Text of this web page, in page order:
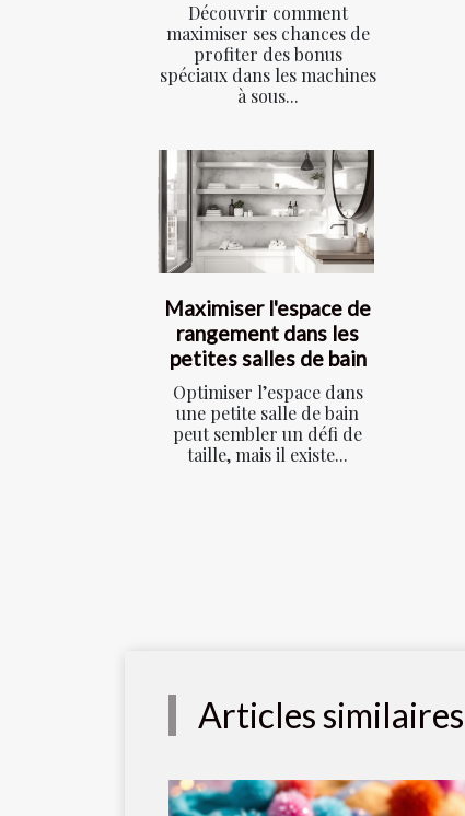
Découvrir comment
maximiser ses chances de
profiter des bonus
spéciaux dans les machines
à sous...
Maximiser l'espace de
rangement dans les
petites salles de bain
Optimiser l’espace dans
une petite salle de bain
peut sembler un défi de
taille, mais il existe...
Articles similaires